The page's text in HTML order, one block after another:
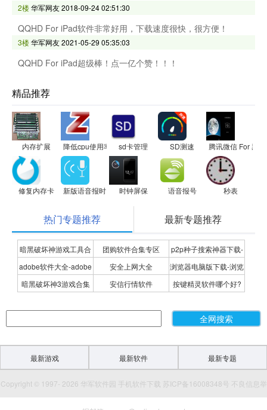
2楼华军网友2018-09-24 02:51:30
QQHD For iPad软件非常好用，下载速度很快，很方便！
3楼华军网友2021-05-29 05:35:03
QQHD For iPad超级棒！点一亿个赞！！！
精品推荐
内存扩展 降低cpu使用率 sd卡管理 SD测速 腾讯微信 For 黑
修复内存卡 新版语音报时 时钟屏保 语音报号 秒表
热门专题推荐 最新专题推荐
暗黑破坏神游戏工具合
集
团购软件合集专区
p2p种子搜索神器下载-
P2P种子搜索神器专题
adobe软件大全-adobe
全系列软件下载-adobe
安全上网大全
浏览器电脑版下载-浏览
器下载合集
暗黑破坏神3游戏合集 安信行情软件
按键精灵软件哪个好?
最新游戏 最新软件 最新专题
Copyright © 1997- 2026 华军软件园 手机软件下载 苏ICP备16008348号 不良信息举